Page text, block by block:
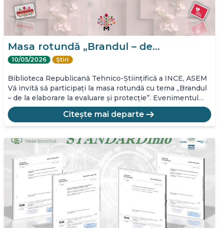
Masa rotundă „Brandul – de…
10/05/2026 Știri
Biblioteca Republicană Tehnico-Științifică a INCE, ASEM
Vă invită să participați la masa rotundă cu tema „Brandul
– de la elaborare la evaluare și protecție”. Evenimentul…
Citește mai departe arrow_right_alt